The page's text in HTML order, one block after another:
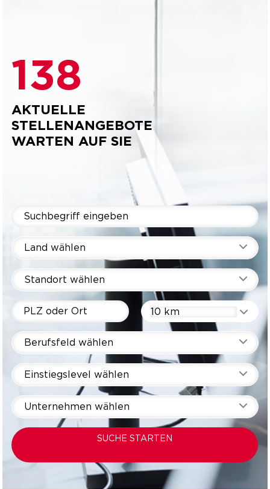
138
AKTUELLE
STELLENANGEBOTE
WARTEN AUF SIE
Land wählen
Standort wählen
10 km
Berufsfeld wählen
Einstiegslevel wählen
Unternehmen wählen
SUCHE STARTEN